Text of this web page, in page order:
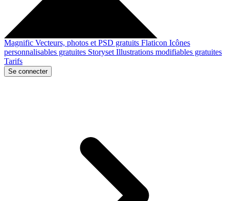
Magnific Vecteurs, photos et PSD gratuits Flaticon Icônes
personnalisables gratuites Storyset Illustrations modifiables gratuites
Tarifs
Se connecter